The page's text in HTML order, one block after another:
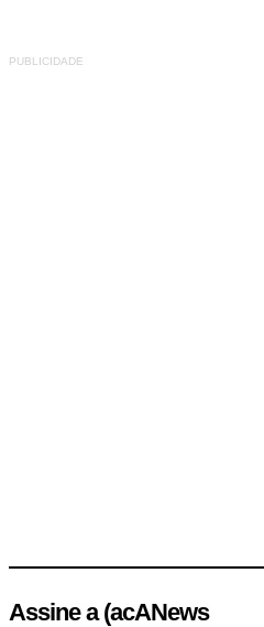
PUBLICIDADE
Assine a (acANews